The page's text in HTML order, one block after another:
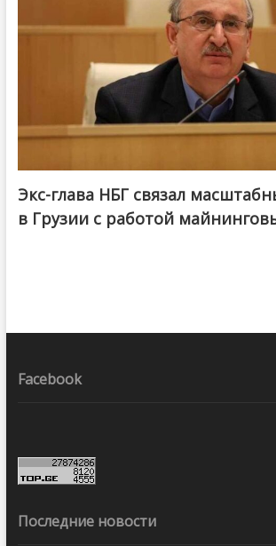
Экс-глава НБГ связал
в Грузии с работой
Facebook
Последние новости